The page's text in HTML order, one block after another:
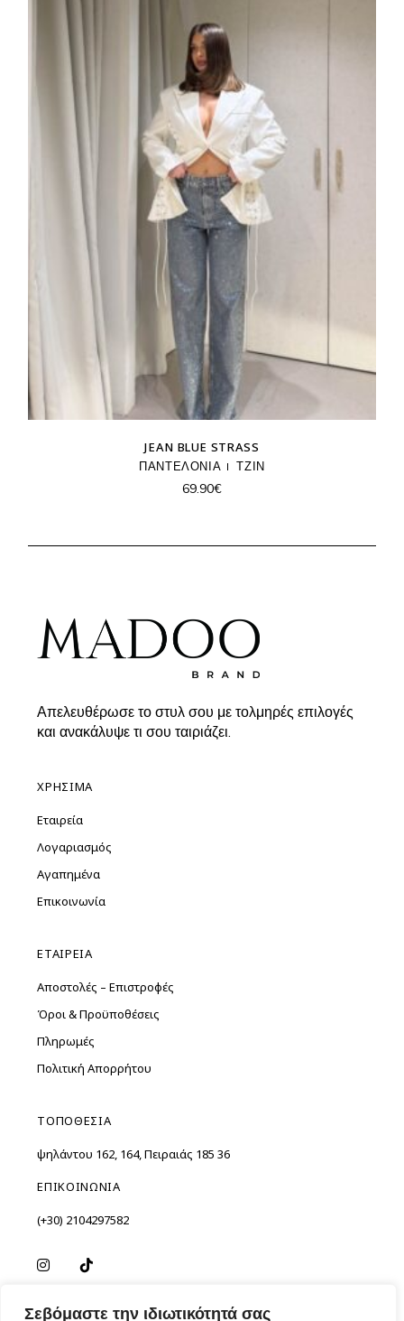
Σεβόμαστε την ιδιωτικότητά σας
JEAN BLUE STRASS
ΠΑΝΤΕΛΟΝΙΑ
ΤΖΙΝ
69.90€
Απελευθέρωσε το στυλ σου με τολμηρές επιλογές
και ανακάλυψε τι σου ταιριάζει.
ΧΡΗΣΙΜΑ
Εταιρεία
Λογαριασμός
Αγαπημένα
Επικοινωνία
ΕΤΑΙΡΕΙΑ
Αποστολές – Επιστροφές
Όροι & Προϋποθέσεις
Πληρωμές
Πολιτική Απορρήτου
ΤΟΠΟΘΕΣΙΑ
Ὑψηλάντου 162, 164, Πειραιάς 185 36
ΕΠΙΚΟΙΝΩΝΙΑ
(+30) 2104297582